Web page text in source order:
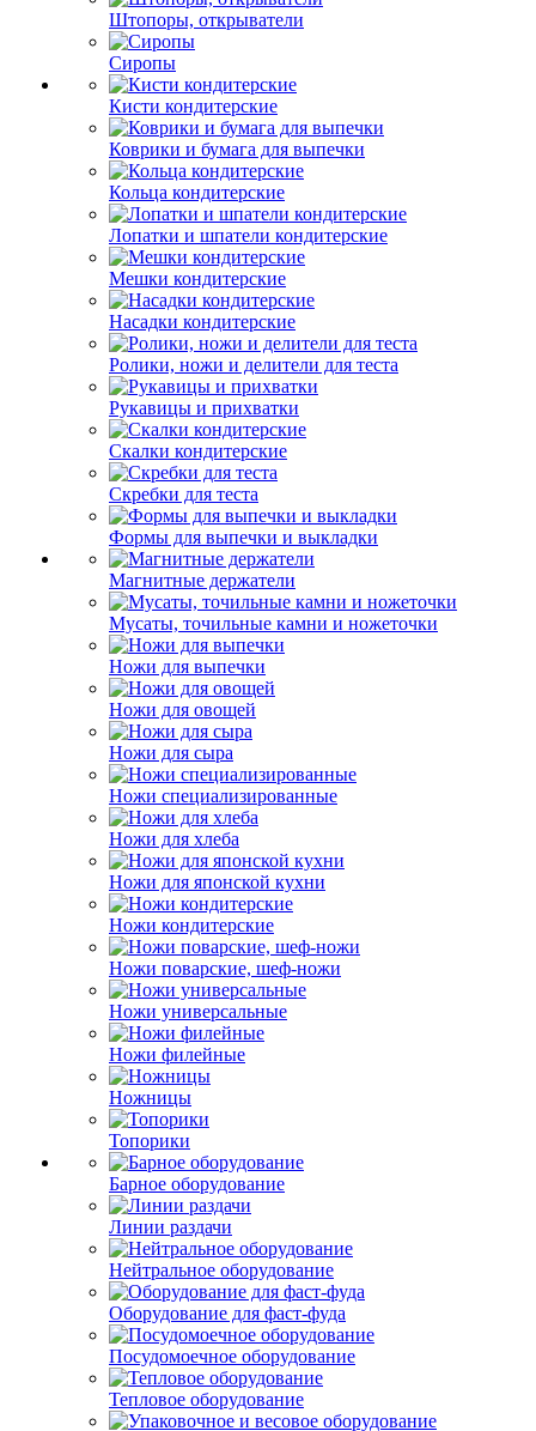
Штопоры, открыватели
Сиропы
Кисти кондитерские
Коврики и бумага для выпечки
Кольца кондитерские
Лопатки и шпатели кондитерские
Мешки кондитерские
Насадки кондитерские
Ролики, ножи и делители для теста
Рукавицы и прихватки
Скалки кондитерские
Скребки для теста
Формы для выпечки и выкладки
Магнитные держатели
Мусаты, точильные камни и ножеточки
Ножи для выпечки
Ножи для овощей
Ножи для сыра
Ножи специализированные
Ножи для хлеба
Ножи для японской кухни
Ножи кондитерские
Ножи поварские, шеф-ножи
Ножи универсальные
Ножи филейные
Ножницы
Топорики
Барное оборудование
Линии раздачи
Нейтральное оборудование
Оборудование для фаст-фуда
Посудомоечное оборудование
Тепловое оборудование